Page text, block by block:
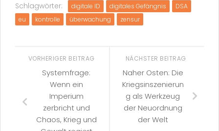
Schlagwörter: digitale ID digitales Gefängnis
DSA
eu
kontrolle überwachung zensur
NÄCHSTER BEITRAG
Naher Osten: Die
Kriegsinszenierun
g als Werkzeug
der Neuordnung
der Welt
VORHERIGER BEITRAG
Systemfrage:
Wenn ein
Imperium
zerbricht und
Chaos, Krieg und